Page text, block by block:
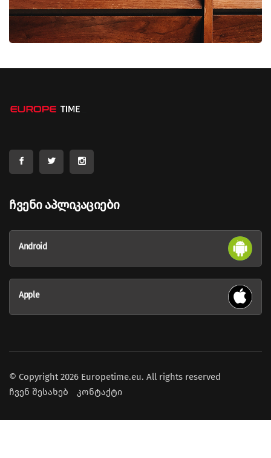
რომ საქართველოში შეჭრა და ოკუპაცია საქართველოს
სუვერენიტეტისა და საერთაშორისო სამართლის
დარღვევა იყო. ასევე ხაზგასმით აღნიშნა, რომ ერაყში
გამახსენდა, რომ „ტყუილი არა მხოლოდ ზნეობრივი
კატეგორია, არამედ სახელმწიფოს საყრდენი გახდა“.
მცოდნოდა, რომ მას ნამდვილად არ სჯეროდა იმის,
Ჩვენი Აპლიკაციები
Android
Apple
© Copyright 2026 Europetime.eu. All rights reserved
ჩვენ შესახებ
კონტაქტი